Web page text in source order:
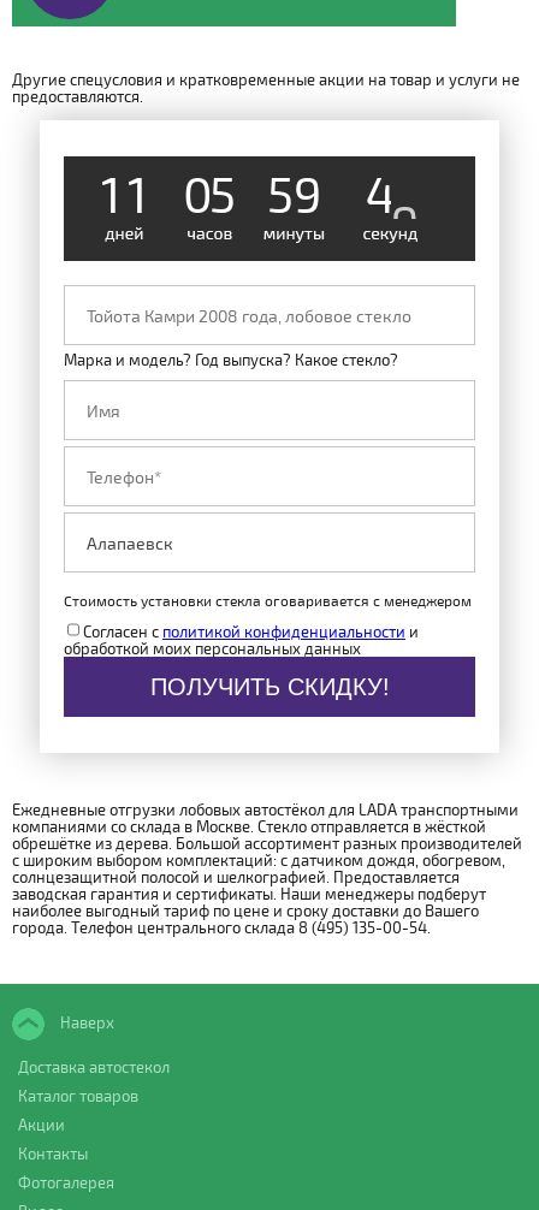
Другие спецусловия и кратковременные акции на товар и услуги не
предоставляются.
1 1 05 59 48
Марка и модель? Год выпуска? Какое стекло?
Стоимость установки стекла оговаривается с менеджером
Согласен с политикой конфиденциальности и
обработкой моих персональных данных
ПОЛУЧИТЬ СКИДКУ!
Ежедневные отгрузки лобовых автостёкол для LADA транспортными
компаниями со склада в Москве. Стекло отправляется в жёсткой
обрешётке из дерева. Большой ассортимент разных производителей
с широким выбором комплектаций: с датчиком дождя, обогревом,
солнцезащитной полосой и шелкографией. Предоставляется
заводская гарантия и сертификаты. Наши менеджеры подберут
наиболее выгодный тариф по цене и сроку доставки до Вашего
города. Телефон центрального склада 8 (495) 135-00-54.
Наверх
Доставка автостекол
Каталог товаров
Акции
Контакты
Фотогалерея